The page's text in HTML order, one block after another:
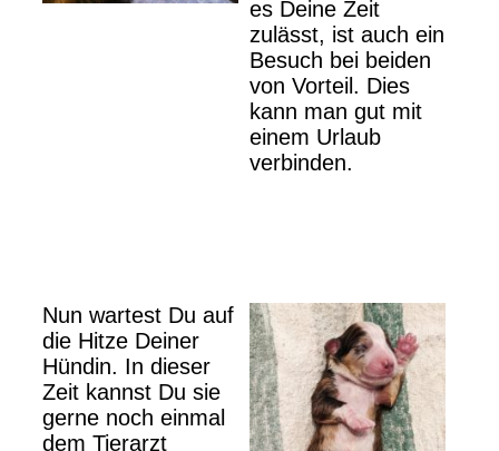
es Deine Zeit
zulässt, ist auch ein
Besuch bei beiden
von Vorteil. Dies
kann man gut mit
einem Urlaub
verbinden.
Nun wartest Du auf
die Hitze Deiner
Hündin. In dieser
Zeit kannst Du sie
gerne noch einmal
dem Tierarzt